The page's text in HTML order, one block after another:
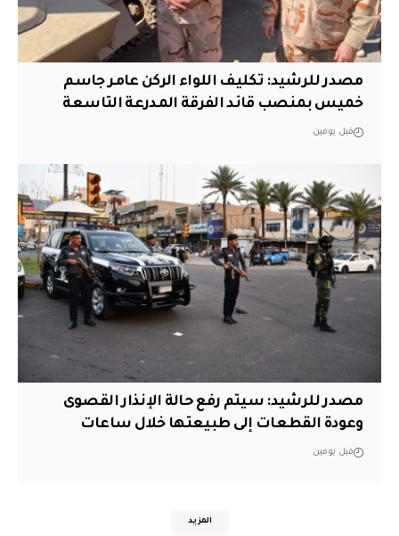
مصدر للرشيد: تكليف اللواء الركن عامر جاسم
خميس بمنصب قائد الفرقة المدرعة التاسعة
قبل يومين
مصدر للرشيد: سيتم رفع حالة الإنذار القصوى
وعودة القطعات إلى طبيعتها خلال ساعات
قبل يومين
المزيد